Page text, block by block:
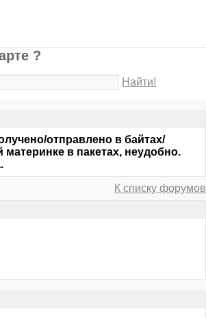
?
Найти!
отправлено в байтах/
материнке в пакетах, неудобно.
К списку форумов